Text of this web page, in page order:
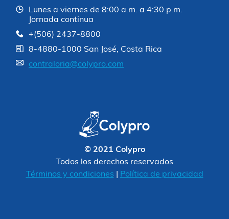
Lunes a viernes de 8:00 a.m. a 4:30 p.m.
Jornada continua
+(506) 2437-8800
8-4880-1000 San José, Costa Rica
contraloria@colypro.com
© 2021 Colypro
Todos los derechos reservados
Términos y condiciones
Política de privacidad